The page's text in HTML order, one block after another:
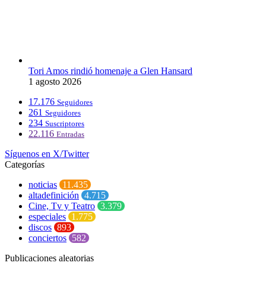
Tori Amos rindió homenaje a Glen Hansard
1 agosto 2026
17.176 Seguidores
261 Seguidores
234 Suscriptores
22.116 Entradas
Síguenos en X/Twitter
Categorías
noticias 11.435
altadefinición 4.715
Cine, Tv y Teatro 3.379
especiales 1.775
discos 893
conciertos 582
Publicaciones aleatorias